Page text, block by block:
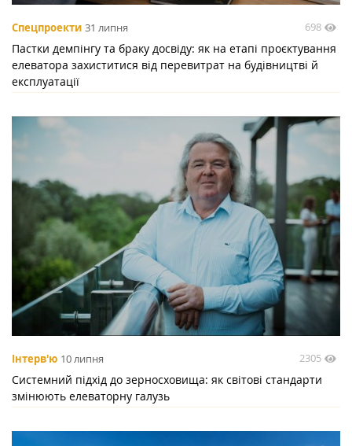
Спецпроекти 31 липня 698
Пастки демпінгу та браку досвіду: як на етапі проєктування
елеватора захиститися від перевитрат на будівництві й
експлуатації
Інтерв'ю 10 липня 2305
Системний підхід до зерносховища: як світові стандарти
змінюють елеваторну галузь